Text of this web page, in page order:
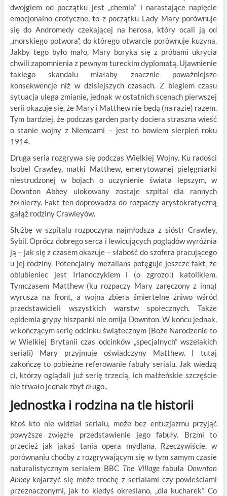
dwojgiem od początku jest „chemia” i narastające napięcie
emocjonalno-erotyczne, to z początku Lady Mary porównuje
się do Andromedy czekającej na herosa, który ocali ją od
„morskiego potwora”, do którego otwarcie porównuje kuzyna.
Jakby tego było mało, Mary boryka się z próbami ukrycia
chwili zapomnienia z pewnym tureckim dyplomatą. Ujawnienie
takiego skandalu miałaby znacznie poważniejsze
konsekwencje niż w dzisiejszych czasach. Z biegiem czasu
sytuacja ulega zmianie, jednak w ostatnich scenach pierwszej
serii okazuje się, że Mary i Matthew nie będą (na razie) razem.
Tym bardziej, że podczas garden party dociera straszna wieść
o stanie wojny z Niemcami – jest to bowiem sierpień roku
1914.
Druga seria rozgrywa się podczas Wielkiej Wojny. Ku radości
Isobel Crawley, matki Matthew, emerytowanej pielęgniarki
niestrudzonej w bojach o uczynienie świata lepszym, w
Downton Abbey ulokowany zostaje szpital dla rannych
żołnierzy. Fakt ten doprowadza do rozpaczy arystokratyczną
gałąź rodziny Crawleyów.
Służbę w szpitalu rozpoczyna najmłodsza z sióstr Crawley,
Sybil. Oprócz dobrego serca i lewicujących poglądów wyróżnia
ją – jak się z czasem okazuje – słabość do szofera pracującego
u jej rodziny. Potencjalny mezalians potęguje jeszcze fakt, że
oblubieniec jest Irlandczykiem i (o zgrozo!) katolikiem.
Tymczasem Matthew (ku rozpaczy Mary zaręczony z inną)
wyrusza na front, a wojna zbiera śmiertelne żniwo wśród
przedstawicieli wszystkich warstw społecznych. Także
epidemia grypy hiszpanki nie omija Downton. W końcu jednak,
w kończącym serię odcinku świątecznym (Boże Narodzenie to
w Wielkiej Brytanii czas odcinków „specjalnych” wszelakich
seriali) Mary przyjmuje oświadczyny Matthew. I tutaj
zakończę to pobieżne referowanie fabuły serialu. Jak wiedzą
ci, którzy oglądali już serię trzecią, ich małżeńskie szczęście
nie trwało jednak zbyt długo..
Jednostka i rodzina na tle historii
Ktoś kto nie widział serialu, może bez entuzjazmu przyjąć
powyższe zwięzłe przedstawienie jego fabuły. Brzmi to
przecież jak jakaś tania opera mydlana. Rzeczywiście, w
porównaniu choćby z rozgrywającym się w tym samym czasie
naturalistycznym serialem BBC The Villagefabuła Downton
Abbeykojarzyć się może trochę z serialami czy powieściami
przeznaczonymi, jak to kiedyś określano, „dla kucharek”. Co